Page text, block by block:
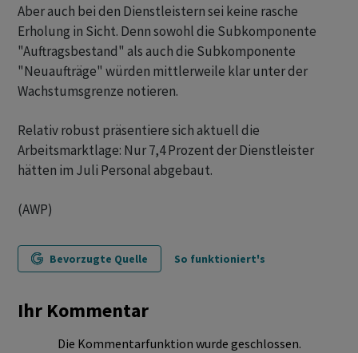
Aber auch bei den Dienstleistern sei keine rasche
Erholung in Sicht. Denn sowohl die Subkomponente
"Auftragsbestand" als auch die Subkomponente
"Neuaufträge" würden mittlerweile klar unter der
Wachstumsgrenze notieren.
Relativ robust präsentiere sich aktuell die
Arbeitsmarktlage: Nur 7,4 Prozent der Dienstleister
hätten im Juli Personal abgebaut.
(AWP)
Bevorzugte Quelle So funktioniert's
Ihr Kommentar
Die Kommentarfunktion wurde geschlossen.